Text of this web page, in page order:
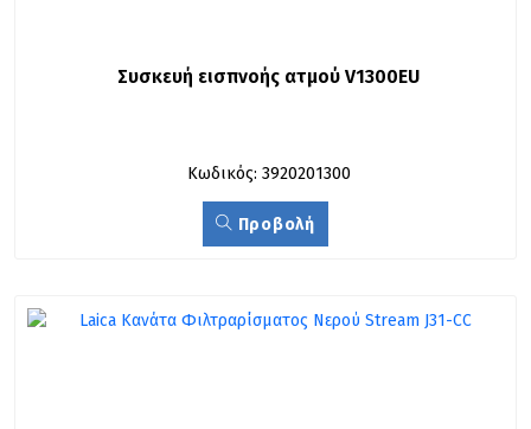
Συσκευή εισπνοής ατμού V1300EU
Κωδικός: 3920201300
Προβολή